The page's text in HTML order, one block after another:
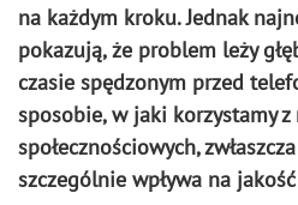
na każdym kroku. Jednak
pokazują, że problem leży
czasie spędzonym przed
sposobie, w jaki korzystamy
społecznościowych,
szczególnie wpływa na